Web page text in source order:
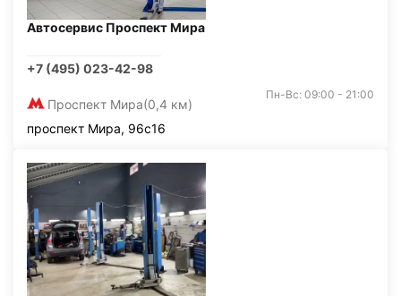
Автосервис Проспект Мира
+7 (495) 023-42-98
Проспект Мира(0,4 км)
Пн-Вс: 09:00 - 21:00
проспект Мира, 96с16